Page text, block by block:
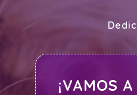
¡VAMOS